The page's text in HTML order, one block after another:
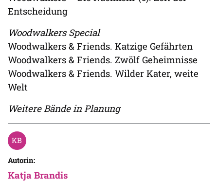
Entscheidung
Woodwalkers Special
Woodwalkers & Friends. Katzige Gefährten
Woodwalkers & Friends. Zwölf Geheimnisse
Woodwalkers & Friends. Wilder Kater, weite
Welt
Weitere Bände in Planung
Autorin:
Katja Brandis